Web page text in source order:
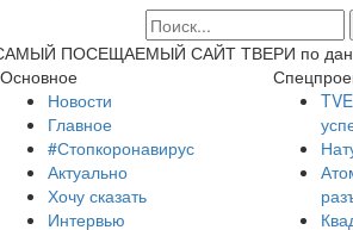
ПОСЕЩАЕМЫЙ САЙТ ТВЕРИ по данным
Основное
Новости
Главное
#Стопкоронавирус
Актуально
Хочу сказать
Интервью